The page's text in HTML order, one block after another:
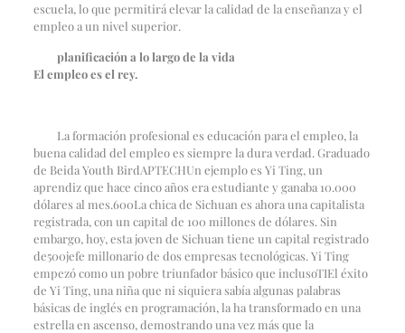
escuela, lo que permitirá elevar la calidad de la enseñanza y el
empleo a un nivel superior.
planificación a lo largo de la vida
El empleo es el rey.
La formación profesional es educación para el empleo, la
buena calidad del empleo es siempre la dura verdad. Graduado
de Beida Youth BirdAPTECHUn ejemplo es Yi Ting, un
aprendiz que hace cinco años era estudiante y ganaba 10.000
dólares al mes.600La chica de Sichuan es ahora una capitalista
registrada, con un capital de 100 millones de dólares. Sin
embargo, hoy, esta joven de Sichuan tiene un capital registrado
de500jefe millonario de dos empresas tecnológicas. Yi Ting
empezó como un pobre triunfador básico que inclusoTIEl éxito
de Yi Ting, una niña que ni siquiera sabía algunas palabras
básicas de inglés en programación, la ha transformado en una
estrella en ascenso, demostrando una vez más que la